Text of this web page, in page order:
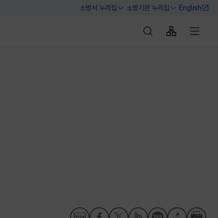
소방서 누리집
열기
소방기관 누리집
열기
English
통합검색 바로가기
사이트맵 바
전체메